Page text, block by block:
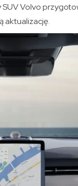
Volvo
aktualizację.